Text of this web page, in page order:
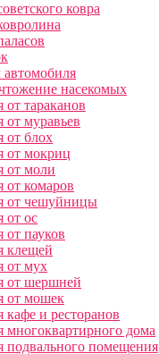
ковра
автомобиля
насекомых
от тараканов
от муравьев
от блох
от мокриц
от моли
от комаров
от чешуйницы
от ос
от пауков
клещей
от мух
от шершней
от мошек
кафе и ресторанов
многоквартирного дома
подвального помещения